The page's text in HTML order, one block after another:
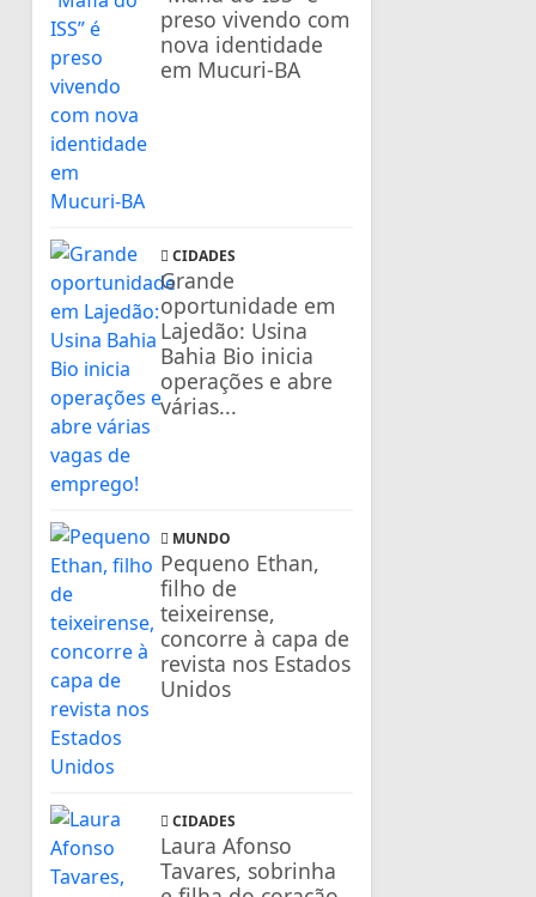
preso vivendo com
nova identidade
em Mucuri-BA
CIDADES
Grande
oportunidade em
Lajedão: Usina
Bahia Bio inicia
operações e abre
várias...
MUNDO
Pequeno Ethan,
filho de
teixeirense,
concorre à capa de
revista nos Estados
Unidos
CIDADES
Laura Afonso
Tavares, sobrinha